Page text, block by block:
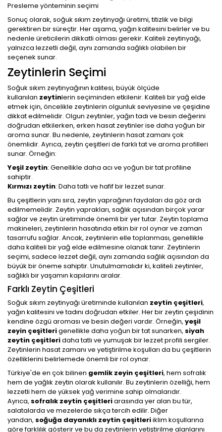
Presleme yönteminin seçimi
Sonuç olarak, soğuk sıkım zeytinyağı üretimi, titizlik ve bilgi
gerektiren bir süreçtir. Her aşama, yağın kalitesini belirler ve bu
nedenle üreticilerin dikkatli olması gerekir. Kaliteli zeytinyağı,
yalnızca lezzetli değil, aynı zamanda sağlıklı olabilen bir
seçenek sunar.
Zeytinlerin Seçimi
Soğuk sıkım zeytinyağının kalitesi, büyük ölçüde
kullanılan zeytinlerin seçiminden etkilenir. Kaliteli bir yağ elde
etmek için, öncelikle zeytinlerin olgunluk seviyesine ve çeşidine
dikkat edilmelidir. Olgun zeytinler, yağın tadı ve besin değerini
doğrudan etkilerken, erken hasat zeytinler ise daha yoğun bir
aroma sunar. Bu nedenle, zeytinlerin hasat zamanı çok
önemlidir. Ayrıca, zeytin çeşitleri de farklı tat ve aroma profilleri
sunar. Örneğin:
Yeşil zeytin: Genellikle daha acı ve yoğun bir tat profiline
sahiptir.
Kırmızı zeytin: Daha tatlı ve hafif bir lezzet sunar.
Bu çeşitlerin yanı sıra, zeytin yaprağının faydaları da göz ardı
edilmemelidir. Zeytin yaprakları, sağlık açısından birçok yarar
sağlar ve zeytin üretiminde önemli bir yer tutar. Zeytin toplama
makineleri, zeytinlerin hasatında etkin bir rol oynar ve zaman
tasarrufu sağlar. Ancak, zeytinlerin elle toplanması, genellikle
daha kaliteli bir yağ elde edilmesine olanak tanır. Zeytinlerin
seçimi, sadece lezzet değil, aynı zamanda sağlık açısından da
büyük bir öneme sahiptir. Unutulmamalıdır ki, kaliteli zeytinler,
sağlıklı bir yaşamın kapılarını aralar.
Farklı Zeytin Çeşitleri
Soğuk sıkım zeytinyağı üretiminde kullanılan zeytin çeşitleri,
yağın kalitesini ve tadını doğrudan etkiler. Her bir zeytin çeşidinin
kendine özgü aroması ve besin değeri vardır. Örneğin, yeşil
zeyin çeşitlerigenellikle daha yoğun bir tat sunarken, siyah
zeytin çeşitleridaha tatlı ve yumuşak bir lezzet profili sergiler.
Zeytinlerin hasat zamanı ve yetiştirilme koşulları da bu çeşitlerin
özelliklerini belirlemede önemli bir rol oynar.
Türkiye'de en çok bilinen gemlik zeyin çeşitleri, hem sofralık
hem de yağlık zeytin olarak kullanılır. Bu zeytinlerin özelliği, hem
lezzetli hem de yüksek yağ verimine sahip olmalarıdır.
Ayrıca, sofralık zeytin çeşitleriarasında yer alan bu tür,
salatalarda ve mezelerde sıkça tercih edilir. Diğer
yandan, soğuğa dayanıklı zeytin çeşitleriiklim koşullarına
göre farklılık gösterir ve bu da zeytinlerin yetiştirilme alanlarını